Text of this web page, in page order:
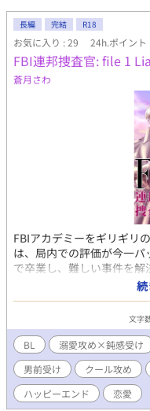
ま す。
長編 完結 R18
お気に入り : 29 24h.ポイント
FBI連邦捜査官: file 1
蒼月さわ
FBIアカデミーをギリギリ
は、局内での評価が今一
で卒業し、難しい事件を
るジェレミーとは、局内
ゼルスでビルのガス爆発
ことから、捜査パートナ
査に入る。犯行予告をし
祖母には家出中と言われる
の母親は、レイジーに息子
度は空き家の爆破事件が起
かっていく。 トラヴィス
が衝突するが、実は二人
文字
BL 溺愛攻め×鈍感受け
男前受け
クール攻め
ハッピーエンド
恋愛